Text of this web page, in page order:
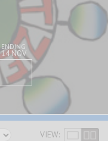
ENDING
14 NOV
VIEW: